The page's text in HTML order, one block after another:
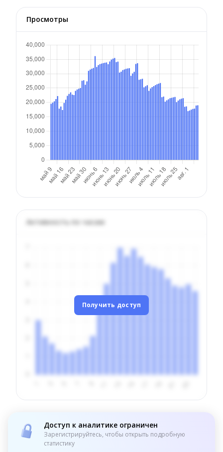
Просмотры
Активность по часам
Получить доступ
Доступ к аналитике ограничен
Зарегистрируйтесь, чтобы открыть подробную
статистику